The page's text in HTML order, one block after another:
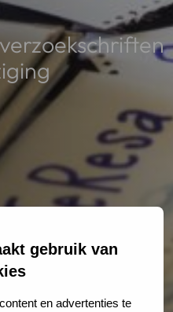
gebruik van
en advertenties te